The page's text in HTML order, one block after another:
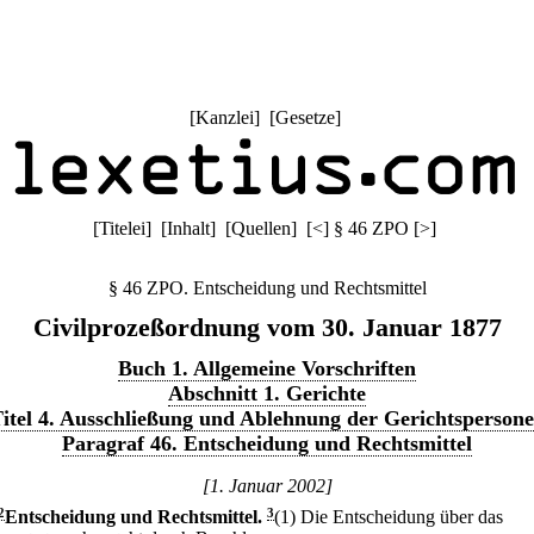
[Kanzlei] [Gesetze]
[Titelei] [Inhalt] [Quellen] [<] § 46 ZPO [>]
§ 46 ZPO. Entscheidung und Rechtsmittel
Civilprozeßordnung vom 30. Januar 1877
Buch 1. Allgemeine Vorschriften
Abschnitt 1. Gerichte
4. Ausschließung und Ablehnung der
Paragraf 46. Entscheidung und Rechtsmittel
[1. Januar 2002]
Entscheidung und Rechtsmittel. 3(1) Die Entscheidung über das